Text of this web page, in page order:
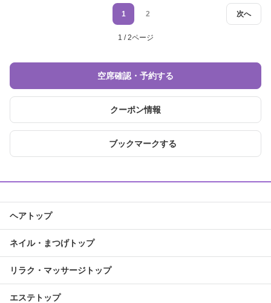
次へ
1 2
1 / 2ページ
空席確認・予約する
クーポン情報
ブックマークする
ヘアトップ
ネイル・まつげトップ
リラク・マッサージトップ
エステトップ